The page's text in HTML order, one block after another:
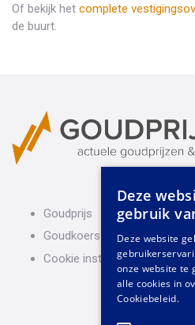
Of bekijk het complete
de buurt.
Goudprijs
Goudkoers
Cookie instellingen
Deze
gebruik
Deze website
onze website te
alle cookies in
Cookiebeleid.